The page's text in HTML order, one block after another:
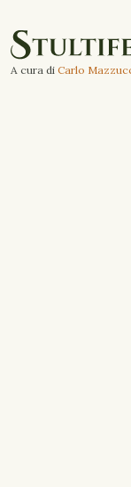
A cura di Carlo